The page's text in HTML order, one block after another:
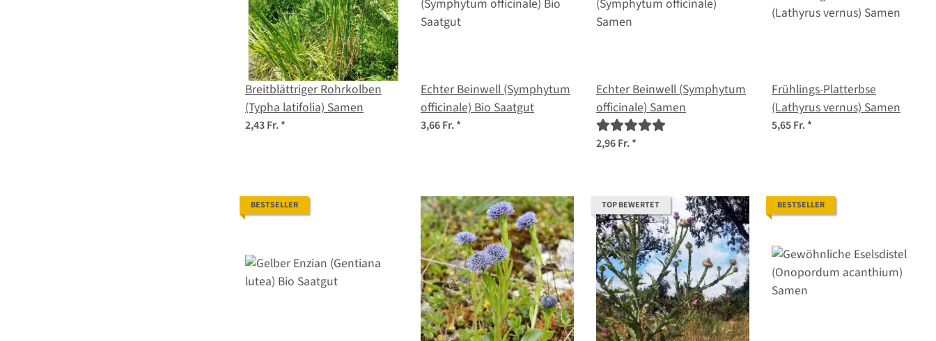
Breitblättriger Rohrkolben
(Typha latifolia) Samen
2,43 Fr.*
Echter Beinwell (Symphytum
officinale) Bio Saatgut
3,66 Fr.*
Echter Beinwell (Symphytum
officinale) Samen
2,96 Fr.*
Frühlings-Platterbse
(Lathyrus vernus) Samen
5,65 Fr.*
BESTSELLER TOP BEWERTET BESTSELLER